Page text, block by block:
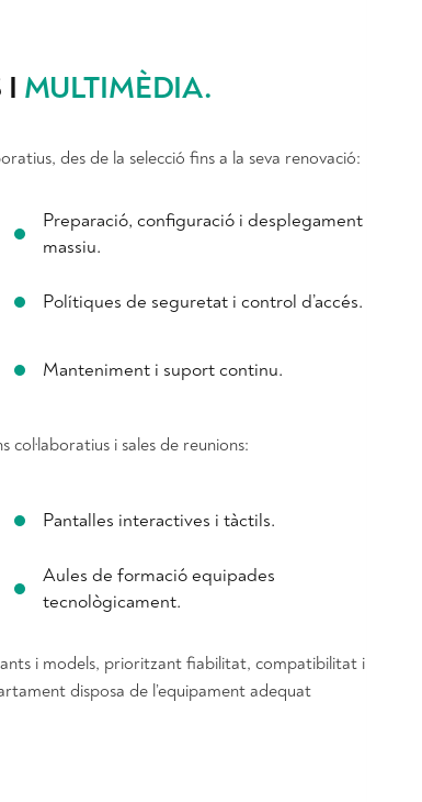
I MULTIMÈDIA.
des de la selecció fins a la seva renovació:
Preparació, configuració i desplegament
massiu.
Polítiques de seguretat i control d’accés.
Manteniment i suport continu.
i sales de reunions:
Pantalles interactives i tàctils.
Aules de formació equipades
tecnològicament.
i models, prioritzant fiabilitat, compatibilitat i
disposa de l’equipament adequat